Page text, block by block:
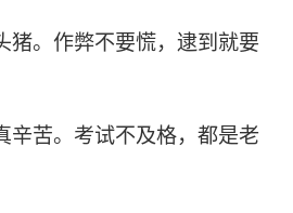
猪。作弊不要慌，逮到就要
辛苦。考试不及格，都是老